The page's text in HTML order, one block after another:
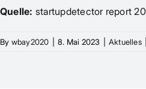
Quelle: startupdetector report
By wbay2020 8. Mai 2023 Aktuelles